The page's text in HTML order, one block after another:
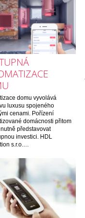
domu vyvolává
luxusu spojeného
cenami. Pořízení
domácnosti přitom
představovat
investici. HDL
s.r.o.…